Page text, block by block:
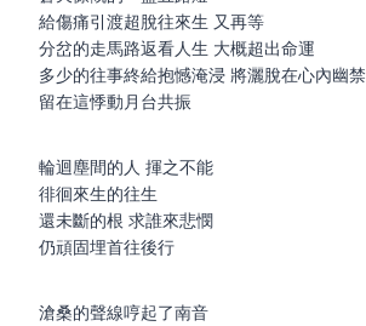
給傷痛引渡超脫往來生 又再等
分岔的走馬路返看人生 大概超出命運
多少的往事終給抱憾淹浸 將灑脫在心內幽禁
留在這悸動月台共振
輪迴塵間的人 揮之不能
徘徊來生的往生
還未斷的根 求誰來悲憫
仍頑固埋首往後行
滄桑的聲線哼起了南音